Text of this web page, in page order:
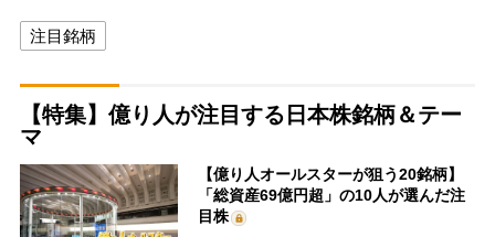
注目銘柄
【特集】億り人が注目する日本株銘柄＆テー
マ
【億り人オールスターが狙う20銘柄】
「総資産69億円超」の10人が選んだ注
目株